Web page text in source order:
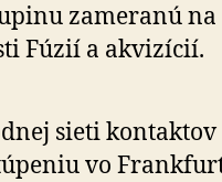
zameranú na
Fúzií a akvizícií.
sieti kontaktov
vo